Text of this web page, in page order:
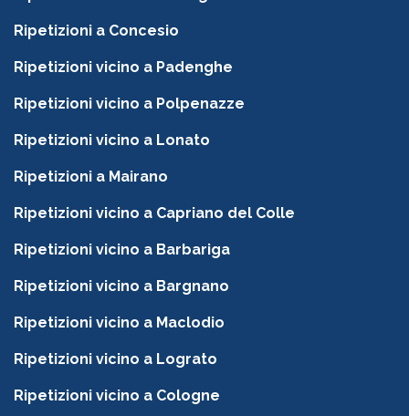
Ripetizioni a Concesio
Ripetizioni vicino a Padenghe
Ripetizioni vicino a Polpenazze
Ripetizioni vicino a Lonato
Ripetizioni a Mairano
Ripetizioni vicino a Capriano del Colle
Ripetizioni vicino a Barbariga
Ripetizioni vicino a Bargnano
Ripetizioni vicino a Maclodio
Ripetizioni vicino a Lograto
Ripetizioni vicino a Cologne